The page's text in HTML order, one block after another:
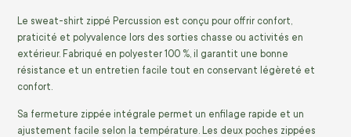
Le sweat-shirt zippé Percussion est conçu pour offrir confort,
praticité et polyvalence lors des sorties chasse ou activités en
extérieur. Fabriqué en polyester 100 %, il garantit une bonne
résistance et un entretien facile tout en conservant légèreté et
confort.
Sa fermeture zippée intégrale permet un enfilage rapide et un
ajustement facile selon la température. Les deux poches zippées